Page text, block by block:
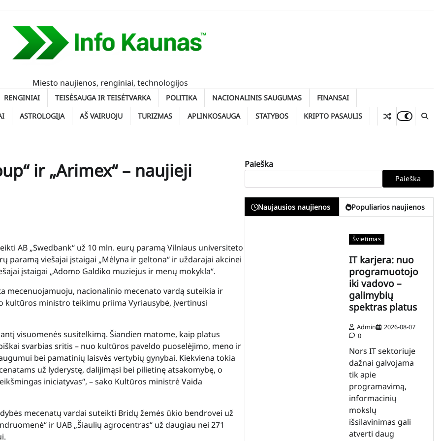
Miesto naujienos, renginiai, technologijos
RENGINIAI TEISĖSAUGA IR TEISĖTVARKA POLITIKA NACIONALINIS SAUGUMAS
FINANSAI
ASTROLOGIJA AŠ VAIRUOJU TURIZMAS APLINKOSAUGA STATYBOS KRIPTO PASAULIS
ir „Arimex“ – naujieji
AB „Swedbank“ už 10 mln. eurų paramą Vilniaus universiteto
paramą viešajai įstaigai „Mėlyna ir geltona“ ir uždarajai akcinei
įstaigai „Adomo Galdiko muziejus ir menų mokykla“.
mecenuojamuoju, nacionalinio mecenato vardą suteikia ir
ministro teikimu priima Vyriausybė, įvertinusi
visuomenės susitelkimą. Šiandien matome, kaip platus
svarbias sritis – nuo kultūros paveldo puoselėjimo, meno ir
bei pamatinių laisvės vertybių gynybai. Kiekviena tokia
už lyderystę, dalijimąsi bei pilietinę atsakomybę, o
iniciatyvas“, – sako Kultūros ministrė Vaida
mecenatų vardai suteikti Bridų žemės ūkio bendrovei už
ir UAB „Šiaulių agrocentras“ už daugiau nei 271
Paieška
Paieška
Naujausios naujienos Populiarios naujienos
Švietimas
IT karjera: nuo
programuotojo
iki vadovo –
galimybių
spektras platus
Admin
2026-08-07
0
Nors IT sektoriuje
dažnai galvojama
tik apie
programavimą,
informacinių
mokslų
išsilavinimas gali
atverti daug